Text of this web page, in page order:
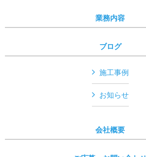
業務内容
ブログ
施工事例
お知らせ
会社概要